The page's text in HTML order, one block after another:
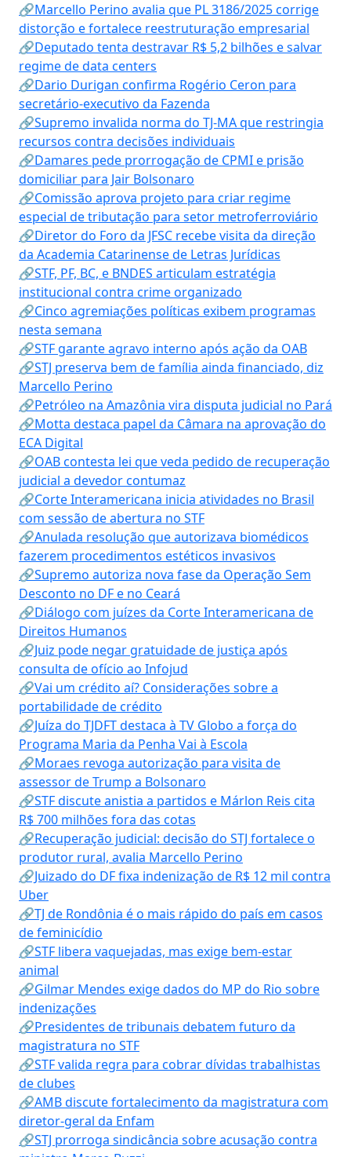
🔗Marcello Perino avalia que PL 3186/2025 corrige
distorção e fortalece reestruturação empresarial
🔗Deputado tenta destravar R$ 5,2 bilhões e salvar
regime de data centers
🔗Dario Durigan confirma Rogério Ceron para
secretário-executivo da Fazenda
🔗Supremo invalida norma do TJ-MA que restringia
recursos contra decisões individuais
🔗Damares pede prorrogação de CPMI e prisão
domiciliar para Jair Bolsonaro
🔗Comissão aprova projeto para criar regime
especial de tributação para setor metroferroviário
🔗Diretor do Foro da JFSC recebe visita da direção
da Academia Catarinense de Letras Jurídicas
🔗STF, PF, BC, e BNDES articulam estratégia
institucional contra crime organizado
🔗Cinco agremiações políticas exibem programas
nesta semana
🔗STF garante agravo interno após ação da OAB
🔗STJ preserva bem de família ainda financiado, diz
Marcello Perino
🔗Petróleo na Amazônia vira disputa judicial no Pará
🔗Motta destaca papel da Câmara na aprovação do
ECA Digital
🔗OAB contesta lei que veda pedido de recuperação
judicial a devedor contumaz
🔗Corte Interamericana inicia atividades no Brasil
com sessão de abertura no STF
🔗Anulada resolução que autorizava biomédicos
fazerem procedimentos estéticos invasivos
🔗Supremo autoriza nova fase da Operação Sem
Desconto no DF e no Ceará
🔗Diálogo com juízes da Corte Interamericana de
Direitos Humanos
🔗Juiz pode negar gratuidade de justiça após
consulta de ofício ao Infojud
🔗Vai um crédito aí? Considerações sobre a
portabilidade de crédito
🔗Juíza do TJDFT destaca à TV Globo a força do
Programa Maria da Penha Vai à Escola
🔗Moraes revoga autorização para visita de
assessor de Trump a Bolsonaro
🔗STF discute anistia a partidos e Márlon Reis cita
R$ 700 milhões fora das cotas
🔗Recuperação judicial: decisão do STJ fortalece o
produtor rural, avalia Marcello Perino
🔗Juizado do DF fixa indenização de R$ 12 mil contra
Uber
🔗TJ de Rondônia é o mais rápido do país em casos
de feminicídio
🔗STF libera vaquejadas, mas exige bem-estar
animal
🔗Gilmar Mendes exige dados do MP do Rio sobre
indenizações
🔗Presidentes de tribunais debatem futuro da
magistratura no STF
🔗STF valida regra para cobrar dívidas trabalhistas
de clubes
🔗AMB discute fortalecimento da magistratura com
diretor-geral da Enfam
🔗STJ prorroga sindicância sobre acusação contra